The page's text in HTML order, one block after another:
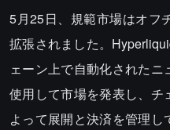
5月25日、規範市場はオフ
拡張されました。
ェーン上で自動化された
使用して市場を発表し、チ
よって展開と決済を管理